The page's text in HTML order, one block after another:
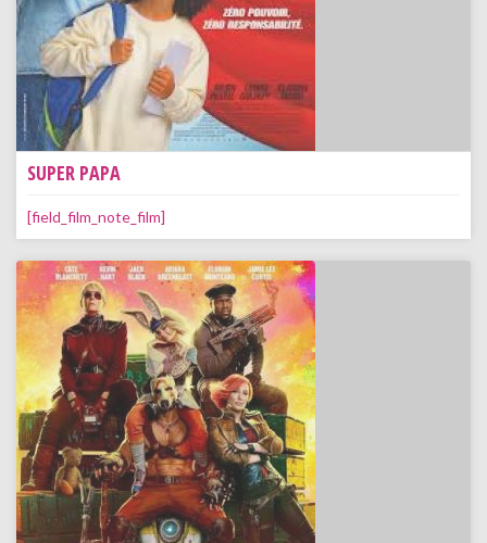
SUPER PAPA
[field_film_note_film]